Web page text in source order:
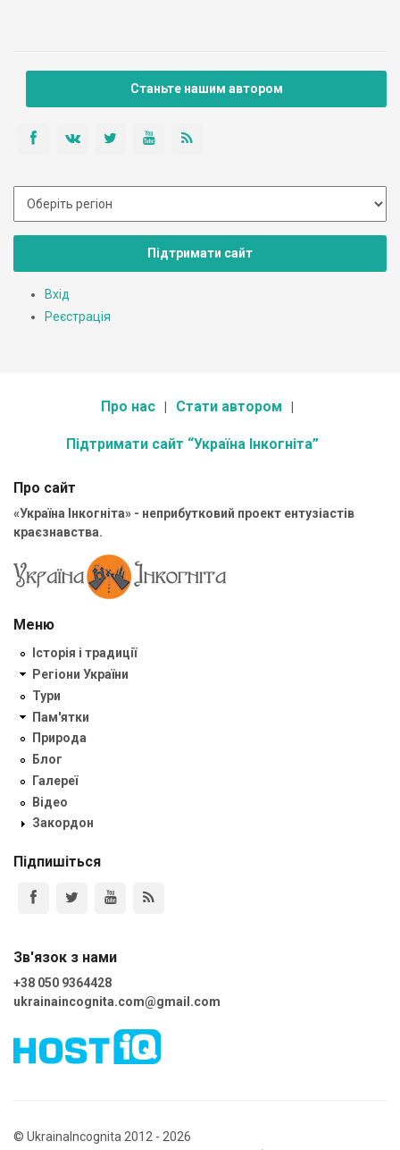
Станьте нашим автором
Підтримати сайт
Вхід
Реєстрація
Про нас Стати автором
Підтримати сайт “Україна Інкогніта”
Про сайт
«Україна Інкогніта» - неприбутковий проект ентузіастів
краєзнавства.
Меню
Історія і традиції
Регіони України
Тури
Пам'ятки
Природа
Блог
Галереї
Відео
Закордон
Підпишіться
Зв'язок з нами
+38 050 9364428
ukrainaincognita.com@gmail.com
© UkrainaIncognita 2012 - 2026